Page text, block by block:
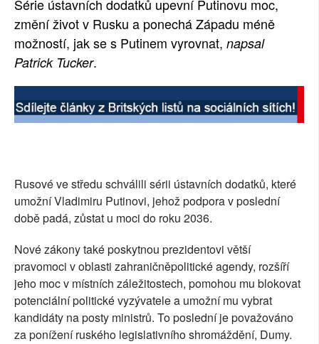
SOCIÁLNÍ SÍTĚ
RUBRIKY
PLNÁ VERZE STRÁNEK
Série ústavních dodatků upevní Putinovu moc,
změní život v Rusku a ponechá Západu méně
možností, jak se s Putinem vyrovnat, napsal
Patrick Tucker.
Rusové ve středu schválili sérii ústavních dodatků, které
umožní Vladimiru Putinovi, jehož podpora v poslední
době padá, zůstat u moci do roku 2036.
Nové zákony také poskytnou prezidentovi větší
pravomoci v oblasti zahraničněpolitické agendy, rozšíří
jeho moc v místních záležitostech, pomohou mu blokovat
potenciální politické vyzývatele a umožní mu vybrat
kandidáty na posty ministrů. To poslední je považováno
za ponížení ruského legislativního shromáždění, Dumy.